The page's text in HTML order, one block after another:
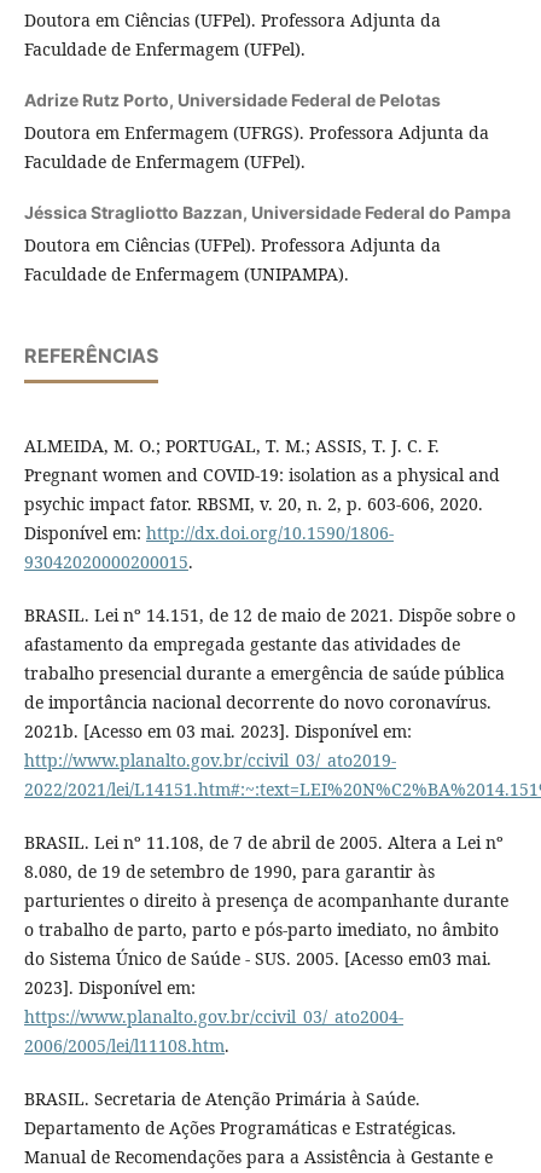
Doutora em Ciências (UFPel). Professora Adjunta da
Faculdade de Enfermagem (UFPel).
Adrize Rutz Porto, Universidade Federal de Pelotas
Doutora em Enfermagem (UFRGS). Professora Adjunta da
Faculdade de Enfermagem (UFPel).
Jéssica Stragliotto Bazzan, Universidade Federal do Pampa
Doutora em Ciências (UFPel). Professora Adjunta da
Faculdade de Enfermagem (UNIPAMPA).
REFERÊNCIAS
ALMEIDA, M. O.; PORTUGAL, T. M.; ASSIS, T. J. C. F.
Pregnant women and COVID-19: isolation as a physical and
psychic impact fator. RBSMI, v. 20, n. 2, p. 603-606, 2020.
Disponível em: http://dx.doi.org/10.1590/1806-
93042020000200015.
BRASIL. Lei nº 14.151, de 12 de maio de 2021. Dispõe sobre o
afastamento da empregada gestante das atividades de
trabalho presencial durante a emergência de saúde pública
de importância nacional decorrente do novo coronavírus.
2021b. [Acesso em 03 mai. 2023]. Disponível em:
http://www.planalto.gov.br/ccivil_03/_ato2019-
2022/2021/lei/
BRASIL. Lei nº 11.108, de 7 de abril de 2005. Altera a Lei nº
8.080, de 19 de setembro de 1990, para garantir às
parturientes o direito à presença de acompanhante durante
o trabalho de parto, parto e pós-parto imediato, no âmbito
do Sistema Único de Saúde - SUS. 2005. [Acesso em03 mai.
2023]. Disponível em:
https://www.planalto.gov.br/ccivil_03/_ato2004-
2006/2005/lei/l11108.htm.
BRASIL. Secretaria de Atenção Primária à Saúde.
Departamento de Ações Programáticas e Estratégicas.
Manual de Recomendações para a Assistência à Gestante e